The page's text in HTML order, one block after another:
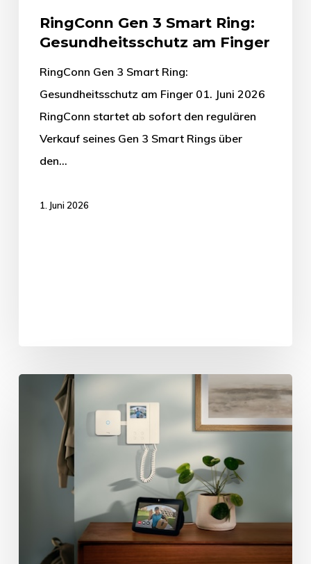
RingConn Gen 3 Smart Ring:
Gesundheitsschutz am Finger
RingConn Gen 3 Smart Ring:
Gesundheitsschutz am Finger 01. Juni 2026
RingConn startet ab sofort den regulären
Verkauf seines Gen 3 Smart Rings über
den…
1. Juni 2026